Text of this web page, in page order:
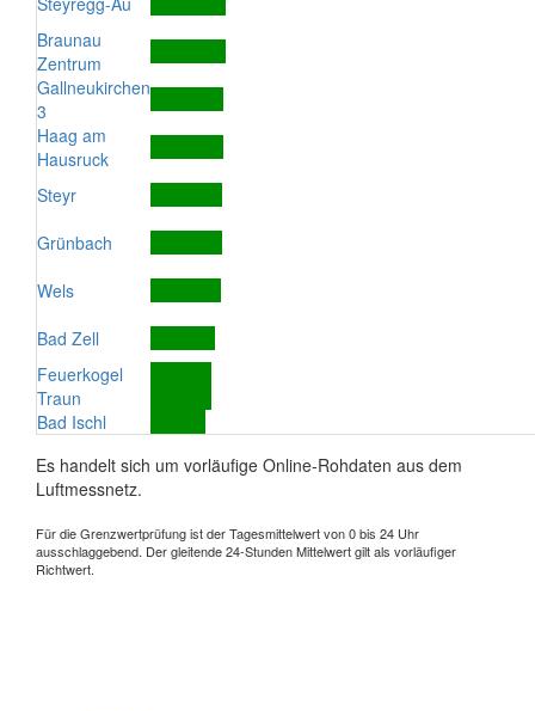
Braunau
Zentrum
Gallneukirchen
3
Haag am
Hausruck
Steyr
Grünbach
Wels
Bad Zell
Feuerkogel
Traun
Bad Ischl
Es handelt sich um vorläufige Online-Rohdaten aus dem
Luftmessnetz.
Für die Grenzwertprüfung ist der Tagesmittelwert von 0 bis 24 Uhr
ausschlaggebend. Der gleitende 24-Stunden Mittelwert gilt als vorläufiger
Richtwert.